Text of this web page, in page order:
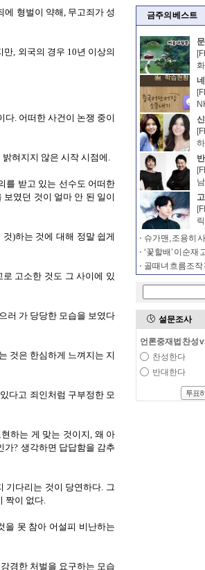
금주의 베스트
‘꽃할배’ 이순재
설문조사
언론중재법 찬성
찬성한다
반대한다
투표